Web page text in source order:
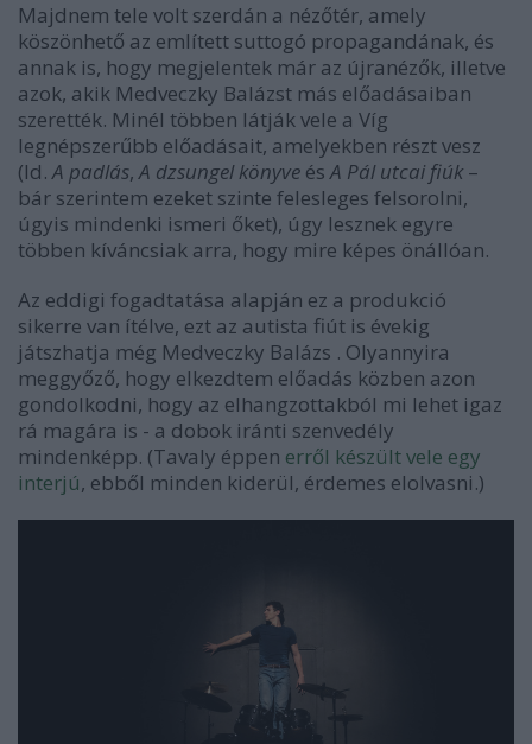
Majdnem tele volt szerdán a nézőtér, amely
köszönhető az említett suttogó propagandának, és
annak is, hogy megjelentek már az újranézők, illetve
azok, akik Medveczky Balázst más előadásaiban
szerették. Minél többen látják vele a Víg
legnépszerűbb előadásait, amelyekben részt vesz
(ld.A padlás,A dzsungel könyve ésA Pál utcai fiúk –
bár szerintem ezeket szinte felesleges felsorolni,
úgyis mindenki ismeri őket), úgy lesznek egyre
többen kíváncsiak arra, hogy mire képes önállóan.
Az eddigi fogadtatása alapján ez a produkció
sikerre van ítélve, ezt az autista fiút is évekig
játszhatja még Medveczky Balázs . Olyannyira
meggyőző, hogy elkezdtem előadás közben azon
gondolkodni, hogy az elhangzottakból mi lehet igaz
rá magára is - a dobok iránti szenvedély
mindenképp. (Tavaly éppen erről készült vele egy
interjú, ebből minden kiderül, érdemes elolvasni.)